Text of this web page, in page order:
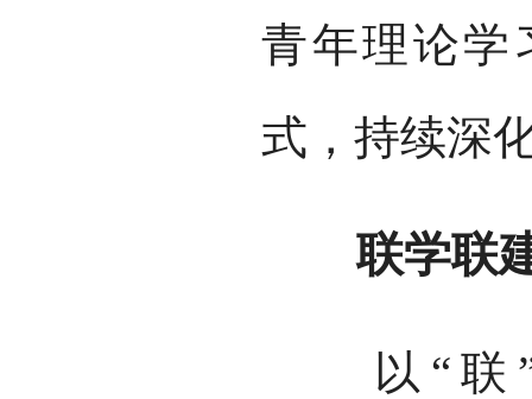
青年理论学
式，持续深
联学联建
以“联”